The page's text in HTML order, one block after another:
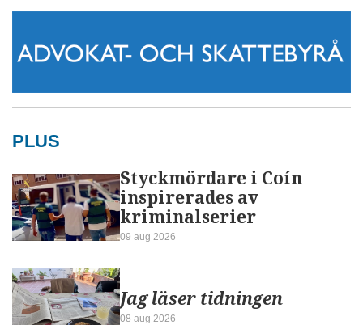
PLUS
Styckmördare i Coín
inspirerades av
kriminalserier
09 aug 2026
Jag läser tidningen
08 aug 2026